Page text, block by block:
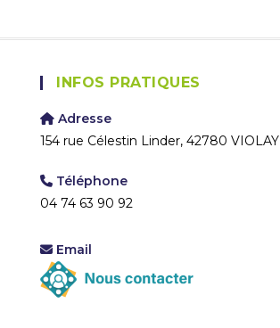
INFOS PRATIQUES
Adresse
154 rue Célestin Linder, 42780 VIOLAY
Téléphone
04 74 63 90 92
Email